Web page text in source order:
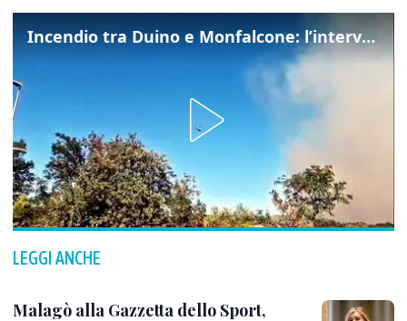
Incendio tra Duino e Monfalcone: l’intervento dei vigili del fuoco
LEGGI ANCHE
Malagò alla Gazzetta dello Sport,